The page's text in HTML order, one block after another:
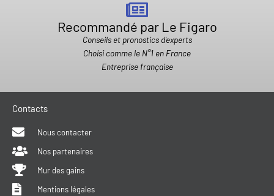
Recommandé par Le Figaro
Conseils et pronostics d'experts
Choisi comme le N°1 en France
Entreprise française
Contacts
Nous contacter
Nos partenaires
Mur des gains
Mentions légales